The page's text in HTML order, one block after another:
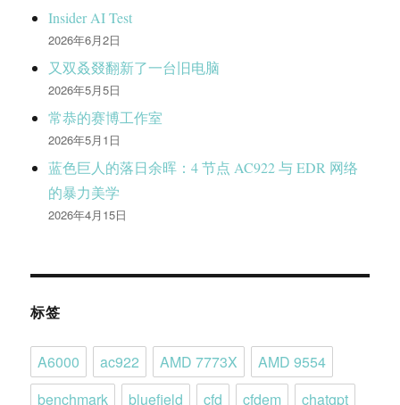
Insider AI Test
2026年6月2日
又双叒叕翻新了一台旧电脑
2026年5月5日
常恭的赛博工作室
2026年5月1日
蓝色巨人的落日余晖：4 节点 AC922 与 EDR 网络
的暴力美学
2026年4月15日
标签
A6000 ac922 AMD 7773X
AMD 9554
benchmark
bluefield cfd cfdem
chatgpt